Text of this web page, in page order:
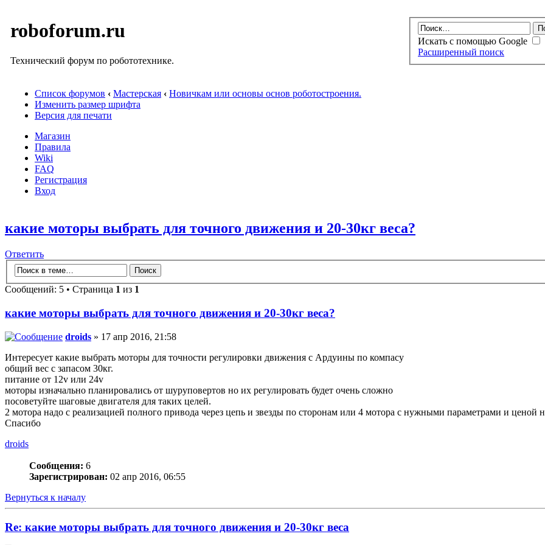
roboforum.ru
Технический форум по робототехнике.
Искать с помощью Google
Расширенный поиск
Список форумов ‹ Мастерская ‹ Новичкам или основы основ роботостроения.
Изменить размер шрифта
Версия для печати
Магазин
Правила
Wiki
FAQ
Регистрация
Вход
какие моторы выбрать для точного движения и 20-30кг веса?
Ответить
Сообщений: 5 • Страница 1 из 1
какие моторы выбрать для точного движения и 20-30кг веса?
droids » 17 апр 2016, 21:58
Интересует какие выбрать моторы для точности регулировки движения с Ардуины по компасу
общий вес с запасом 30кг.
питание от 12v или 24v
моторы изначально планировались от шуруповертов но их регулировать будет очень сложно
посоветуйте шаговые двигателя для таких целей.
2 мотора надо с реализацией полного привода через цепь и звезды по сторонам или 4 мотора с нужными параметрами и ценой
Спасибо
droids
Сообщения: 6
Зарегистрирован: 02 апр 2016, 06:55
Вернуться к началу
Re: какие моторы выбрать для точного движения и 20-30кг веса